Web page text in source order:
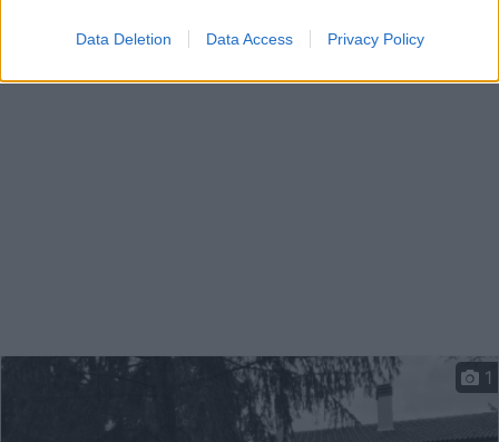
Data Deletion Data Access Privacy Policy
Contrada Tesino 252
1